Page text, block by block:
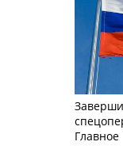
Главное